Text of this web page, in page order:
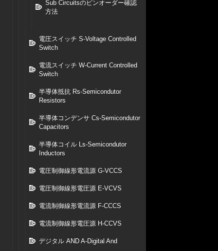
Sub Circuitsのピンオーダー確認
方法
電圧スイッチ S-Voltage Controlled
Switch
電流スイッチ W-Current Controlled
Switch
半導体抵抗 Rs-Semicondutor
Resistors
半導体コンデンサ Cs-Semicondutor
Capacitors
半導体コイル Ls-Semicondutor
Inductors
電圧制御線形電流源 G-VCCS
電圧制御線形電圧源 E-VCVS
電流制御線形電流源 F-CCCS
電流制御線形電圧源 H-CCVS
デジタル AND A-Digital And